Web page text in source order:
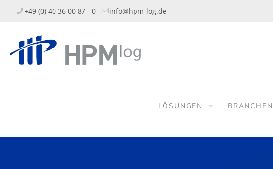
+49 (0) 40 36 00 87 - 0 info@hpm-log.de
LÖSUNGEN BRANCHEN